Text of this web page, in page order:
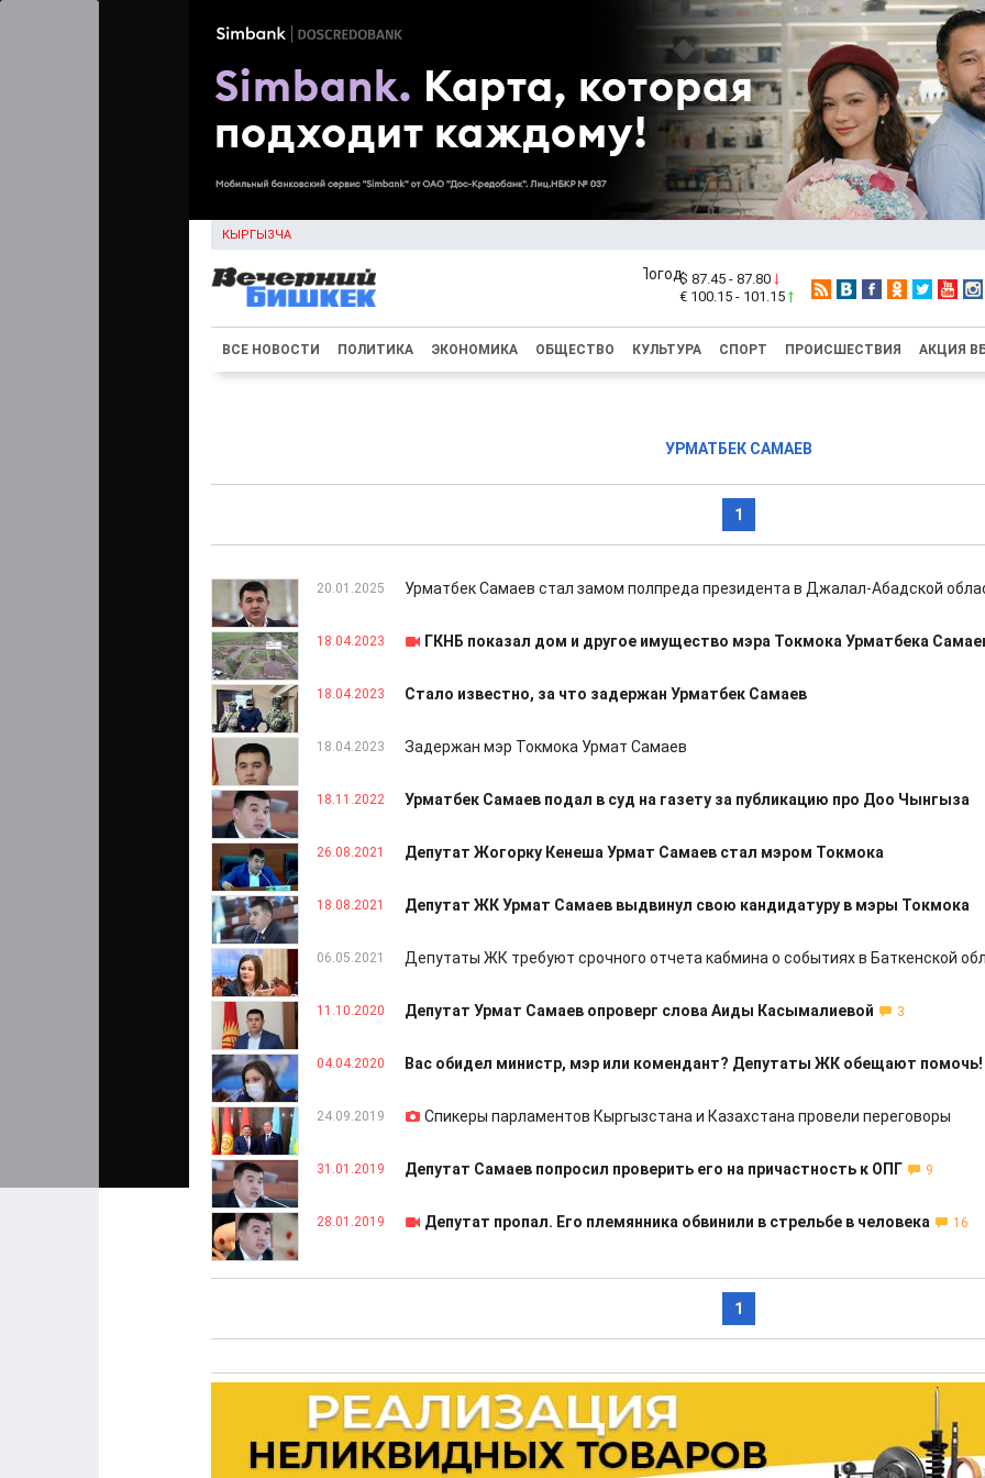
КЫРГЫЗЧА
$ 87.45 - 87.80
€ 100.15 - 101.15
ВСЕ НОВОСТИ ПОЛИТИКА ЭКОНОМИКА ОБЩЕСТВО КУЛЬТУРА СПОРТ ПРОИСШЕСТВИЯ АКЦИЯ
УРМАТБЕК САМАЕВ
1
20.01.2025 Урматбек Самаев стал замом полпреда президента в Джалал-Абадской
18.04.2023 ГКНБ показал дом и другое имущество мэра Токмока Урматбека
18.04.2023 Стало известно, за что задержан Урматбек Самаев
18.04.2023 Задержан мэр Токмока Урмат Самаев
18.11.2022 Урматбек Самаев подал в суд на газету за публикацию про Доо Чынгыза
26.08.2021 Депутат Жогорку Кенеша Урмат Самаев стал мэром Токмока
18.08.2021 Депутат ЖК Урмат Самаев выдвинул свою кандидатуру в мэры Токмока
06.05.2021 Депутаты ЖК требуют срочного отчета кабмина о событиях в Баткенской
11.10.2020 Депутат Урмат Самаев опроверг слова Аиды Касымалиевой 3
04.04.2020 Вас обидел министр, мэр или комендант? Депутаты ЖК обещают помочь!
24.09.2019 Спикеры парламентов Кыргызстана и Казахстана провели переговоры
31.01.2019 Депутат Самаев попросил проверить его на причастность к ОПГ 9
28.01.2019 Депутат пропал. Его племянника обвинили в стрельбе в человека 16
1